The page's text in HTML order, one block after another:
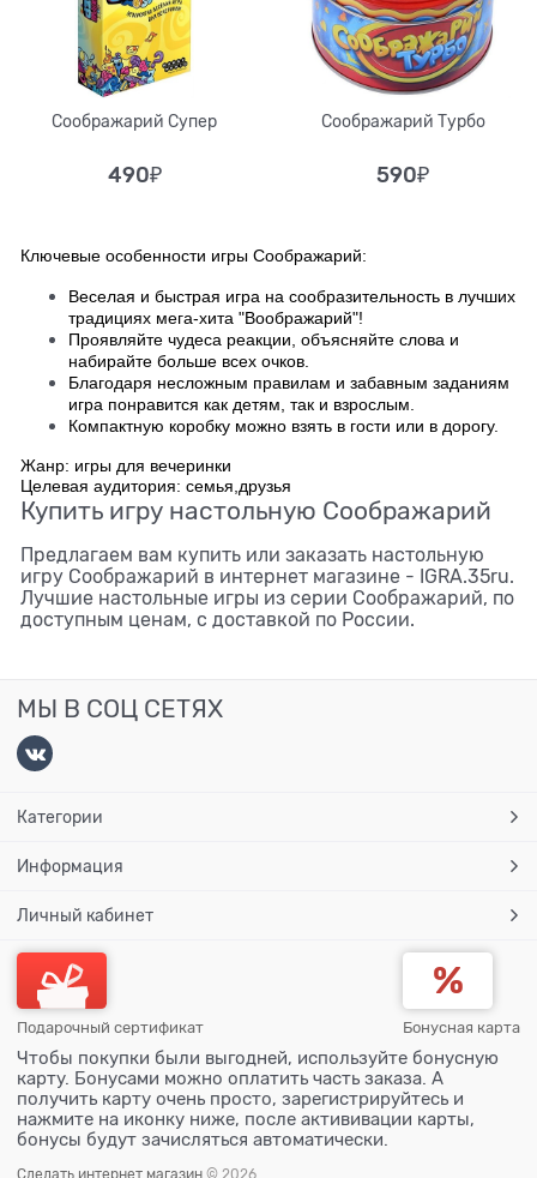
Соображарий Супер
490₽
Соображарий Турбо
590₽
Ключевые особенности игры Соображарий:
Веселая и быстрая игра на сообразительность в лучших
традициях мега-хита "Воображарий"!
Проявляйте чудеса реакции, объясняйте слова и
набирайте больше всех очков.
Благодаря несложным правилам и забавным заданиям
игра понравится как детям, так и взрослым.
Компактную коробку можно взять в гости или в дорогу.
Жанр: игры для вечеринки
Целевая аудитория: семья,друзья
Купить игру настольную Соображарий
Предлагаем вам купить или заказать настольную
игру Соображарий в интернет магазине - IGRA.35ru.
Лучшие настольные игры из серии Соображарий, по
доступным ценам, с доставкой по России.
МЫ В СОЦ СЕТЯХ
Категории
Информация
Личный кабинет
Подарочный сертификат Бонусная карта
Чтобы покупки были выгодней, используйте бонусную
карту. Бонусами можно оплатить часть заказа. А
получить карту очень просто, зарегистрируйтесь и
нажмите на иконку ниже, после актививации карты,
бонусы будут зачисляться автоматически.
Сделать интернет магазин © 2026